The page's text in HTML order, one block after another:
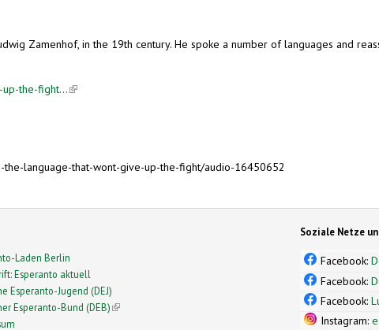
Zamenhof, in the 19th century. He spoke a number of languages and
the-fight...(link is external)
language-that-wont-give-up-the-fight/audio-16450652
Laden Berlin
Esperanto aktuell
Esperanto-Jugend (DEJ)
Esperanto-Bund (DEB)(link is external)
Soziale Netze
Facebook:
Facebook:
Facebook:
Instagram: